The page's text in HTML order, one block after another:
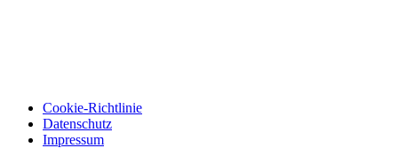
Cookie-Richtlinie
Datenschutz
Impressum